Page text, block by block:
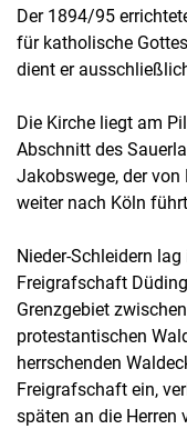
Der 1894/95
für katholische
dient er
Die Kirche liegt am
Abschnitt des
Jakobswege, der
weiter nach Köln
Nieder-Schleidern
Freigrafschaft
Grenzgebiet
protestantischen
herrschenden
Freigrafschaft ein,
späten an die Herren